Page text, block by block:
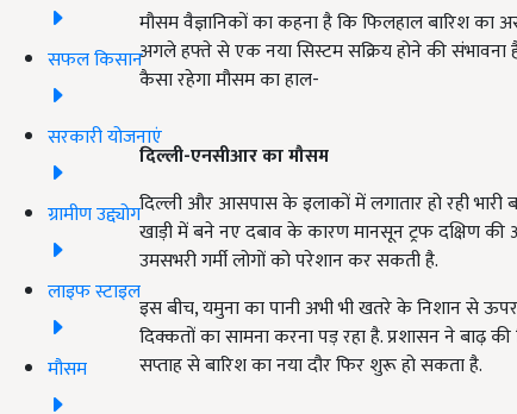
सफल किसान
सरकारी योजनाएं
ग्रामीण उद्द्योग
लाइफ स्टाइल
मौसम
मौसम वैज्ञानिकों का कहना है कि फिलहाल बारिश का
अगले हफ्ते से एक नया सिस्टम सक्रिय होने की
कैसा रहेगा मौसम का हाल-
दिल्ली-एनसीआर का मौसम
दिल्ली और आसपास के इलाकों में लगातार हो रही
खाड़ी में बने नए दबाव के कारण मानसून ट्रफ दक्षिण
उमसभरी गर्मी लोगों को परेशान कर सकती है.
इस बीच, यमुना का पानी अभी भी खतरे के निशान से
दिक्कतों का सामना करना पड़ रहा है. प्रशासन ने बाढ़
सप्ताह से बारिश का नया दौर फिर शुरू हो सकता है.